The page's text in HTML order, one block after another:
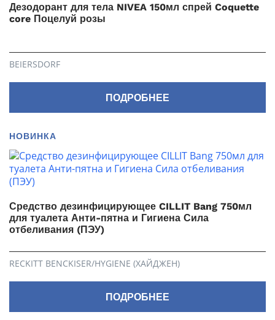
Дезодорант для тела NIVEA 150мл спрей Coquette
core Поцелуй розы
BEIERSDORF
ПОДРОБНЕЕ
НОВИНКА
Средство дезинфицирующее CILLIT Bang 750мл
для туалета Анти-пятна и Гигиена Сила
отбеливания (ПЭУ)
RECKITT BENCKISER/HYGIENE (ХАЙДЖЕН)
ПОДРОБНЕЕ